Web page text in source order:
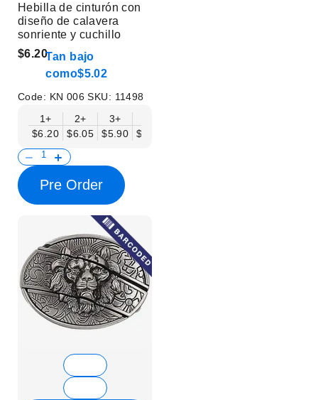
Hebilla de cinturón con
diseño de calavera
sonriente y cuchillo
$6.20Tan bajo
como$5.02
Code: KN 006SKU: 11498
1+
$6.20
2+
$6.05
3+
$5.90
$5.75
Pre Order